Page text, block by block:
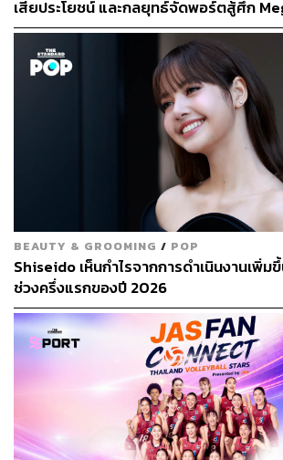
เฉพาะกับสหรัฐอเมริกา เมื่อสัปดาห์ที่แล้วเจ้
ระดับสูงจากสหรัฐฯ และจีนได้ทบทวนการ
ตกลงทางเศรษฐกิจและการค้าระหว่างสหรั
สหรัฐฯ กดดันให้จีนรักษาพันธสัญญาภายใ
‘Phase 1’ ซึ่งผ่อนคลายสงครามภาษีระหว่า
ใหญ่ที่สุดในโลก ทั้งนี้ ข้อตกลง ‘Phase 1’
https://www.bloomberg.com/news/
3/china-s-exports-climb-about-20-
an-terms?sref=CVqPBMVg
https://www.cnbc.com/2021/10/13/
e.UIKit.activity.CopyToPasteboard
https://www.reuters.com/world/
rt-growth-unexpectedly-picks-up-
เสียประโยชน์ และกลยุทธ์จัดพอร์ตสู้ศึก
5 ปีข้างหน้า
BEAUTY & GROOMING / POP
Shiseido เห็นกำไรจากการดำเนินงานเพิ่ม
ช่วงครึ่งแรกของปี 2026